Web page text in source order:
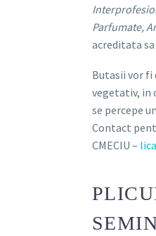
Parfumate,
acreditata
Butasii vor fi
vegetativ, in
se percepe
Contact
CMECIU –